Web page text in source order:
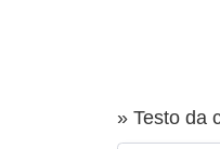
» Testo da